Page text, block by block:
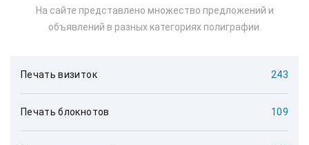
На сайте представлено множество предложений и
объявлений в разных категориях полиграфии.
Печать визиток 243
Печать блокнотов 109